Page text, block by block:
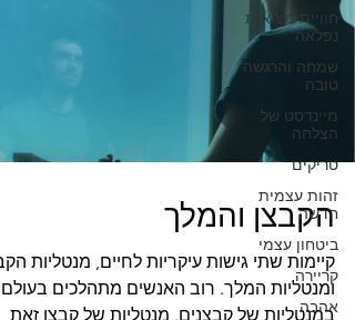
חוויית מציאות
נפלאה
שמחה והרגשה
טובה
מיינדסט של
הצלחה
טריקים
זהות עצמית
חדשה
ביטחון עצמי
קריירה
אהבה
הקבצן והמלך
קיימות שתי גישות עיקריות לחיים, מנטליות
ומנטליות המלך. רוב האנשים מתהלכים בעולם
במנטליות של קבצנים. מנטליות של קבצן זאת